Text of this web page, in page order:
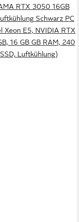
RTX 3050 16GB
Schwarz PC
Xeon E5, NVIDIA RTX
16 GB GB RAM, 240
Luftkühlung)